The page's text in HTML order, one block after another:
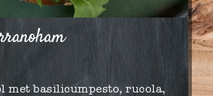
met basilicumpesto, rucola,